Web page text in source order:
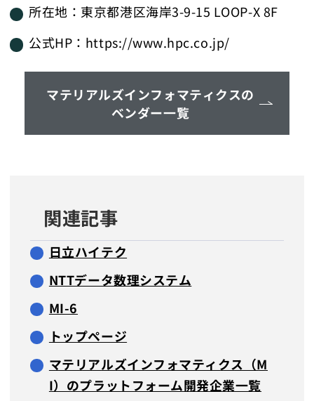
所在地：東京都港区海岸3-9-15 LOOP-X 8F
公式HP：https://www.hpc.co.jp/
マテリアルズインフォマティクスの
ベンダー一覧
関連記事
日立ハイテク
NTTデータ数理システム
MI-6
トップページ
マテリアルズインフォマティクス（M
I）のプラットフォーム開発企業一覧